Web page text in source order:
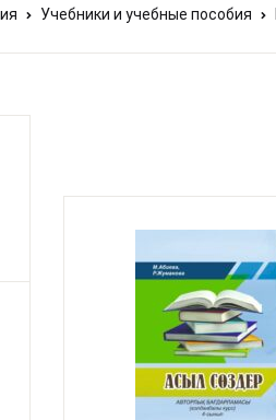
Учебники и учебные пособия